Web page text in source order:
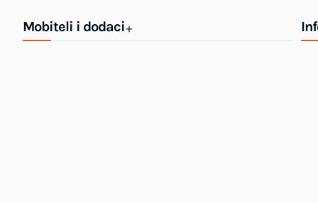
Mobiteli i dodaci+